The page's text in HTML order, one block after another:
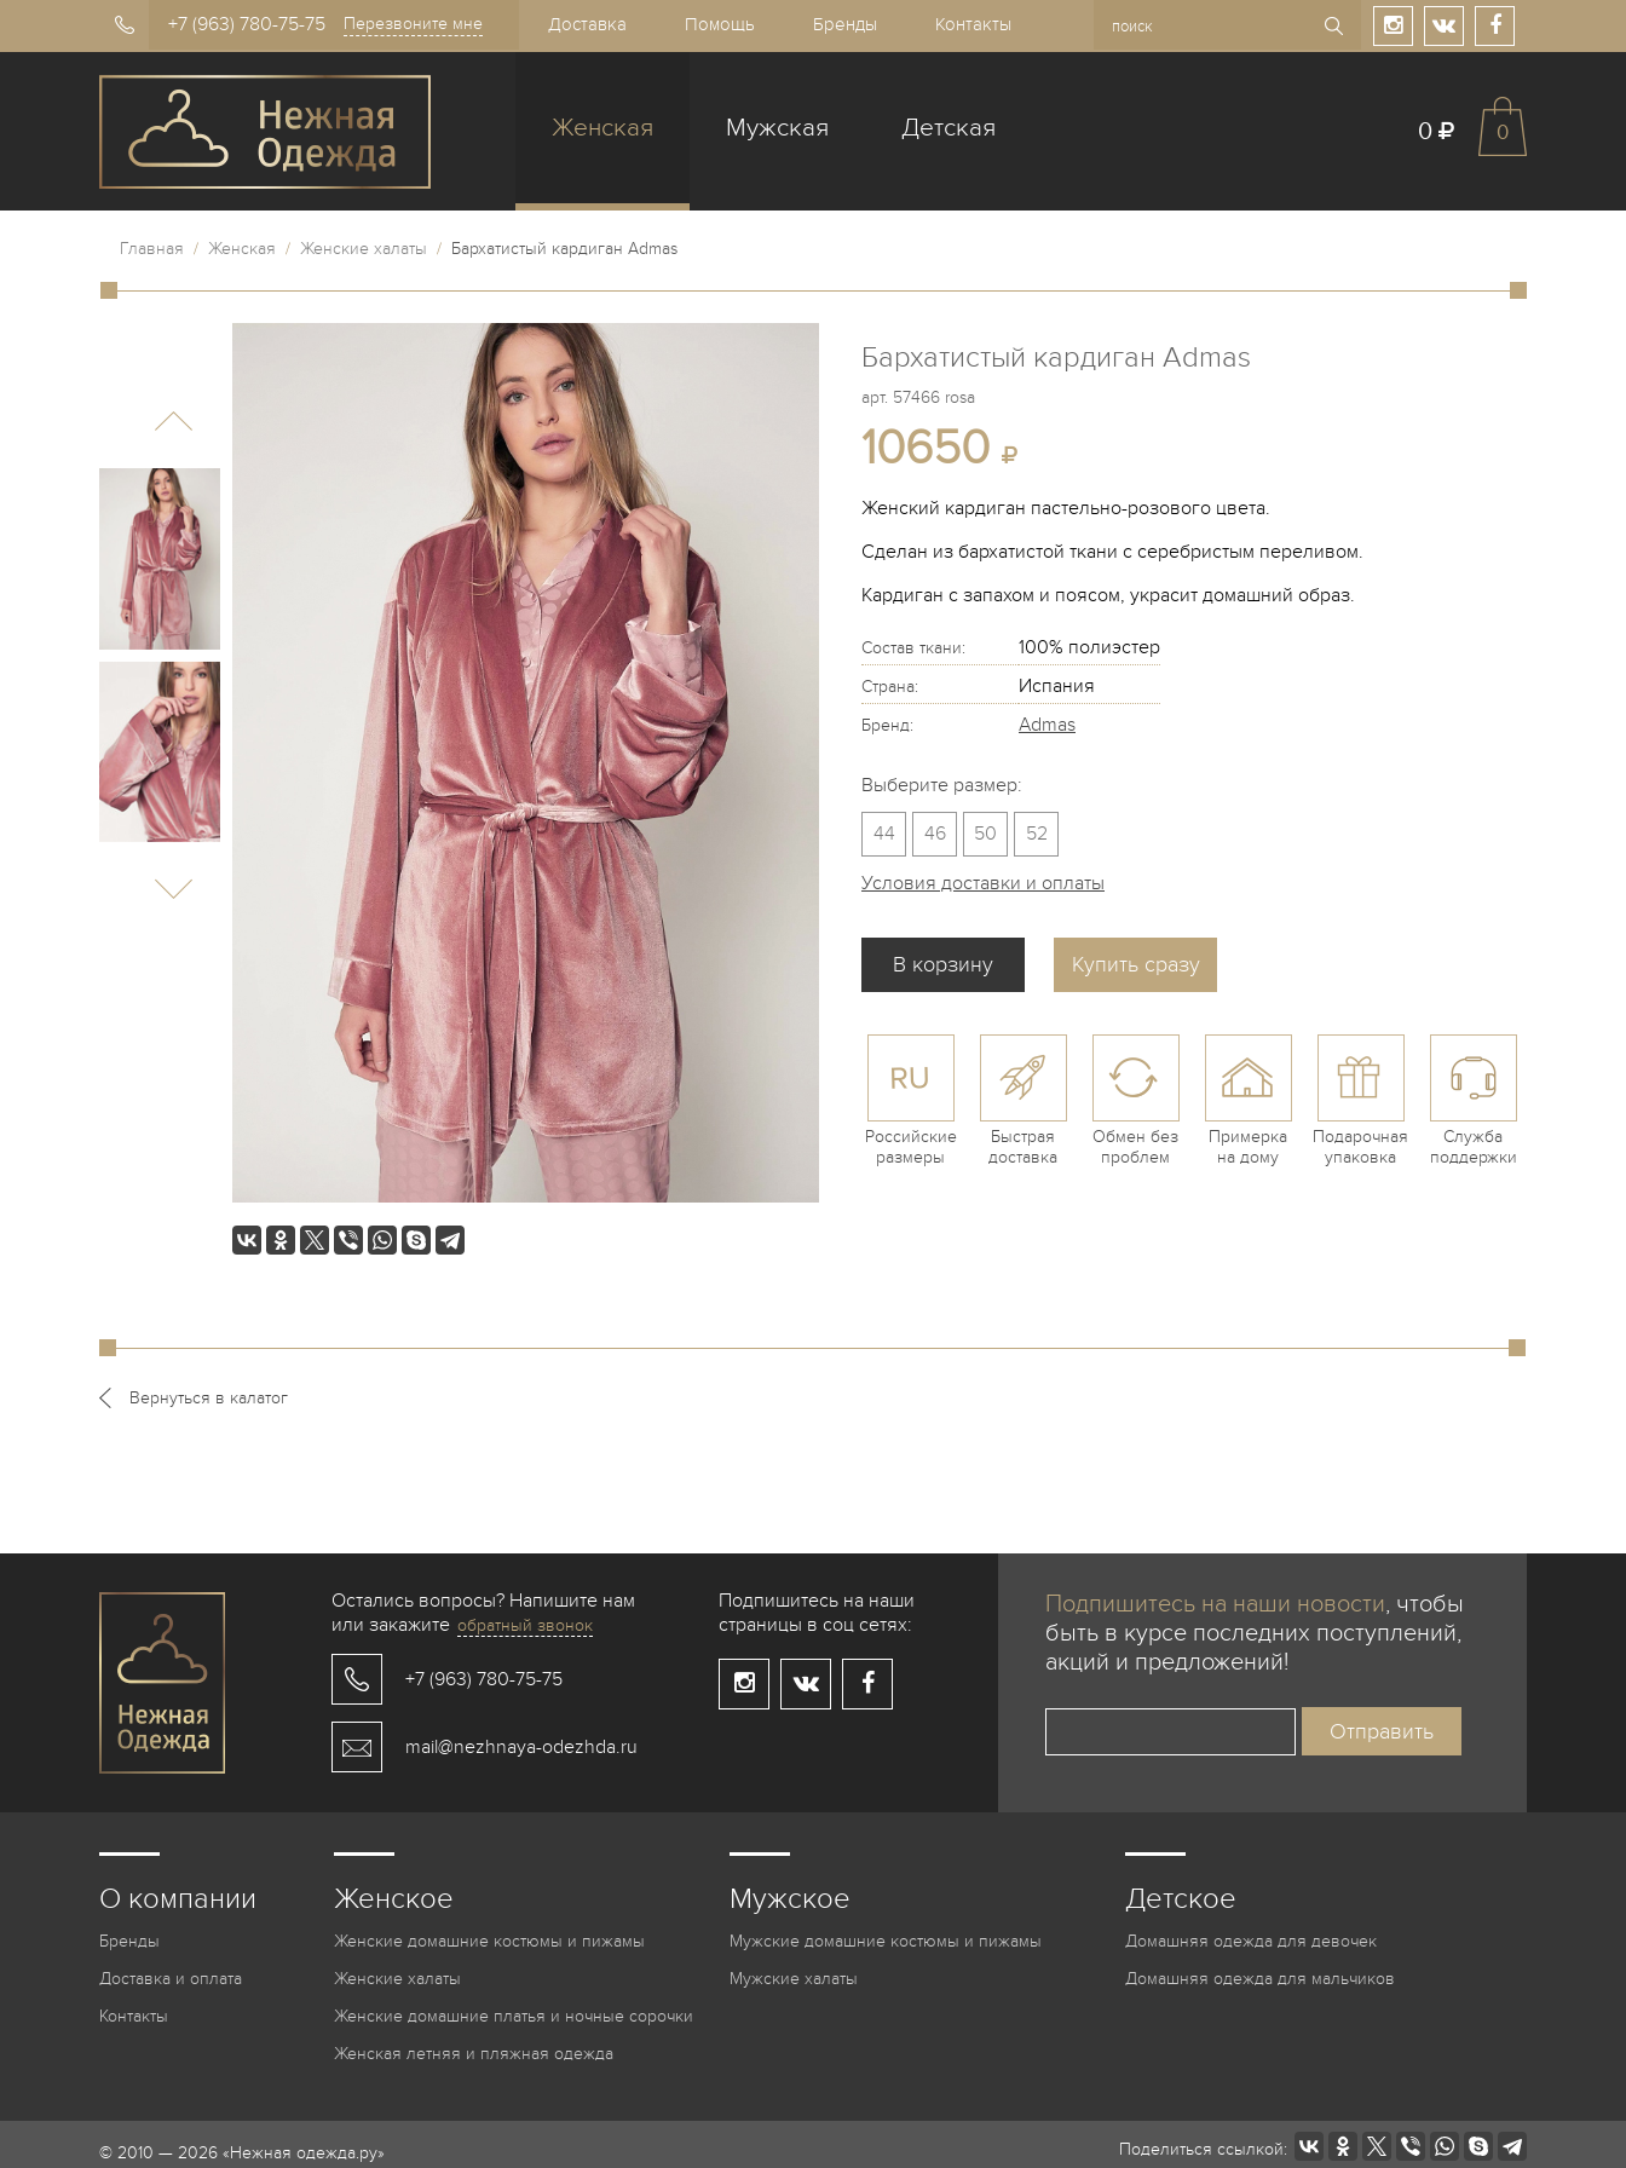
+7 (963) 780-75-75 Перезвоните мне Доставка Помощь Бренды Контакты
Женская Мужская Детская 0 0
Главная / Женская / Женские халаты / Бархатистый кардиган Admas
Бархатистый кардиган Admas
арт. 57466 rosa
10650
Женский кардиган пастельно-розового цвета.
Сделан из бархатистой ткани с серебристым переливом.
Кардиган с запахом и поясом, украсит домашний образ.
Состав ткани: 100% полиэстер
Страна: Испания
Бренд: Admas
Выберите размер:
44
46 50 52
Условия доставки и оплаты
Купить сразу
Российские
размеры
Быстрая
доставка
Обмен без
проблем
Примерка
на дому
Подарочная
упаковка
Служба
поддержки
Вернуться в калатог
Остались вопросы? Напишите нам
или закажите обратный звонок
+7 (963) 780-75-75
mail@nezhnaya-odezhda.ru
Подпишитесь на наши
страницы в соц сетях:
Подпишитесь на наши новости, чтобы
быть в курсе последних поступлений,
акций и предложений!
О компании
Бренды
Доставка и оплата
Контакты
Женское
Женские домашние костюмы и пижамы
Женские халаты
Женские домашние платья и ночные сорочки
Женская летняя и пляжная одежда
Мужское
Мужские домашние костюмы и пижамы
Мужские халаты
Детское
Домашняя одежда для девочек
Домашняя одежда для мальчиков
© 2010 — 2026 «Нежная одежда.ру» Поделиться ссылкой: